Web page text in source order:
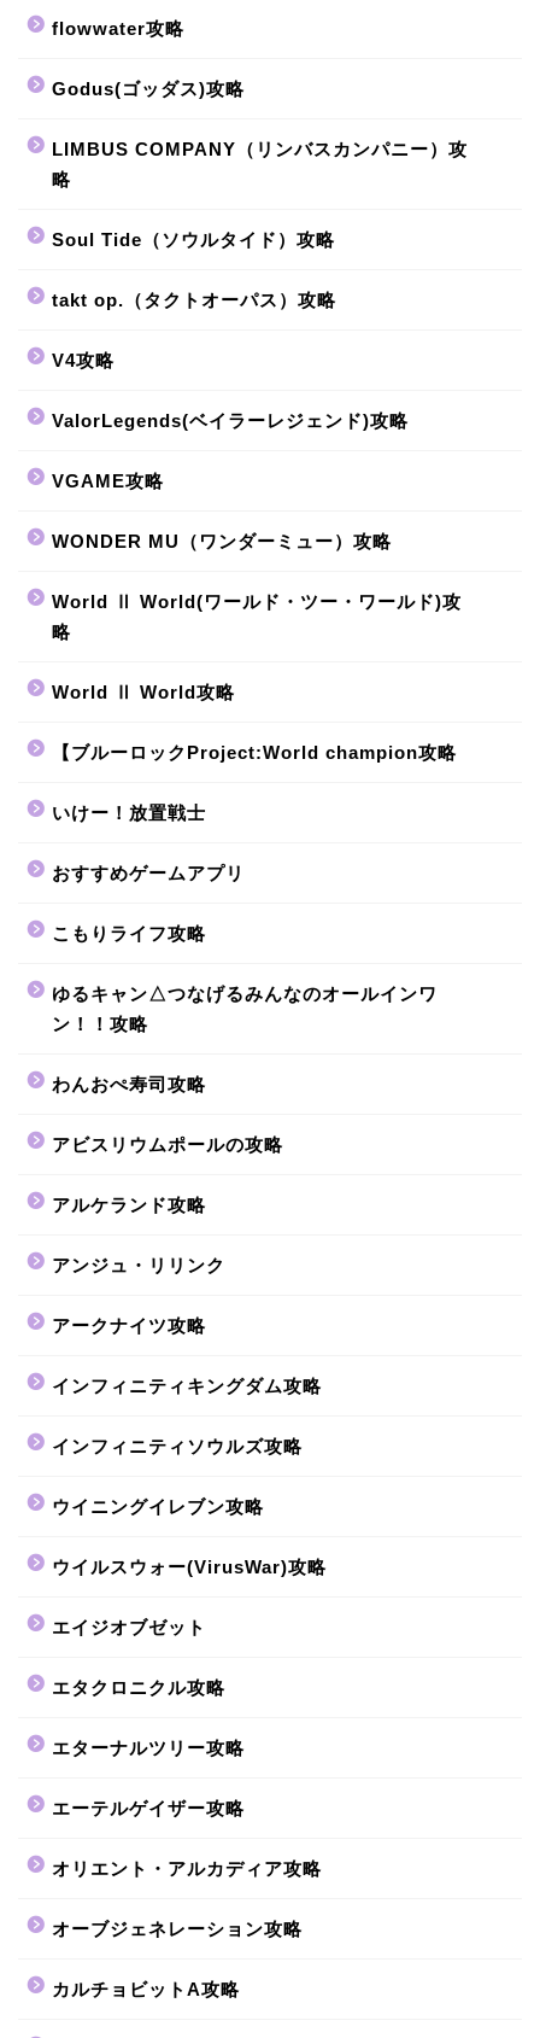
flowwater攻略
Godus(ゴッダス)攻略
LIMBUS COMPANY（リンバスカンパニー）攻
略
Soul Tide（ソウルタイド）攻略
takt op.（タクトオーパス）攻略
V4攻略
ValorLegends(ベイラーレジェンド)攻略
VGAME攻略
WONDER MU（ワンダーミュー）攻略
World Ⅱ World(ワールド・ツー・ワールド)攻
略
World Ⅱ World攻略
【ブルーロックProject:World champion攻略
いけー！放置戦士
おすすめゲームアプリ
こもりライフ攻略
ゆるキャン△つなげるみんなのオールインワ
ン！！攻略
わんおぺ寿司攻略
アビスリウムポールの攻略
アルケランド攻略
アンジュ・リリンク
アークナイツ攻略
インフィニティキングダム攻略
インフィニティソウルズ攻略
ウイニングイレブン攻略
ウイルスウォー(VirusWar)攻略
エイジオブゼット
エタクロニクル攻略
エターナルツリー攻略
エーテルゲイザー攻略
オリエント・アルカディア攻略
オーブジェネレーション攻略
カルチョビットA攻略